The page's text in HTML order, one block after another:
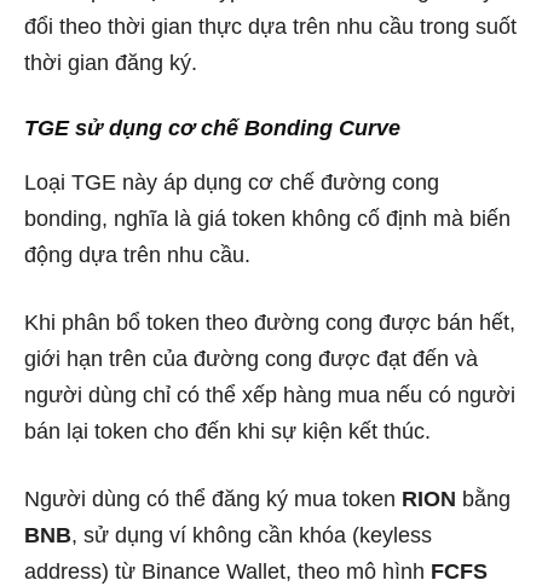
đổi theo thời gian thực dựa trên nhu cầu trong suốt
thời gian đăng ký.
TGE sử dụng cơ chế Bonding Curve
Loại TGE này áp dụng cơ chế đường cong
bonding, nghĩa là giá token không cố định mà biến
động dựa trên nhu cầu.
Khi phân bổ token theo đường cong được bán hết,
giới hạn trên của đường cong được đạt đến và
người dùng chỉ có thể xếp hàng mua nếu có người
bán lại token cho đến khi sự kiện kết thúc.
Người dùng có thể đăng ký mua token RION bằng
BNB, sử dụng ví không cần khóa (keyless
address) từ Binance Wallet, theo mô hình FCFS